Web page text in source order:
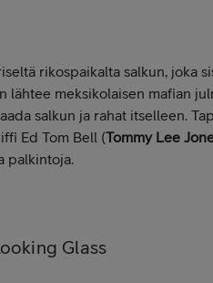
rikospaikalta salkun, joka
lähtee meksikolaisen mafian
salkun ja rahat itselleen.
Ed Tom Bell (Tommy Lee
palkintoja.
Glass